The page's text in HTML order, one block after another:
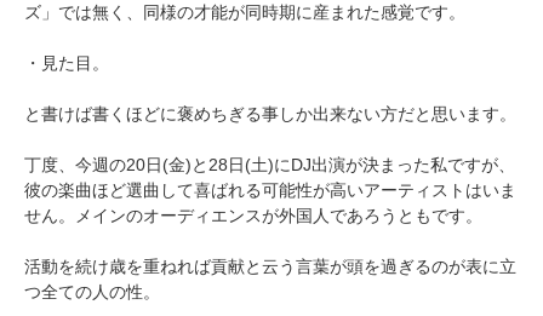
ズ」では無く、同様の才能が同時期に産まれた感覚です。
・見た目。
と書けば書くほどに褒めちぎる事しか出来ない方だと思います。
丁度、今週の20日(金)と28日(土)にDJ出演が決まった私ですが、
彼の楽曲ほど選曲して喜ばれる可能性が高いアーティストはいま
せん。メインのオーディエンスが外国人であろうともです。
活動を続け歳を重ねれば貢献と云う言葉が頭を過ぎるのが表に立
つ全ての人の性。